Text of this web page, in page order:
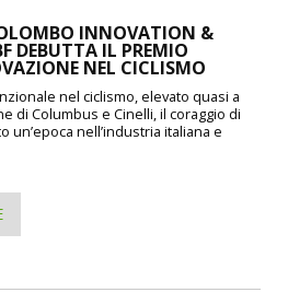
INNOVATION &
DEBUTTA IL PREMIO
NEL CICLISMO
nel ciclismo, elevato quasi a
di Columbus e Cinelli, il coraggio di
un’epoca nell’industria italiana e